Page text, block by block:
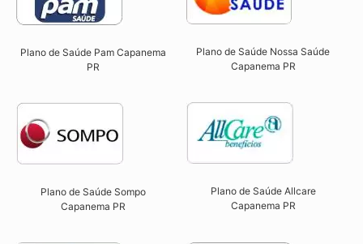
Plano de Saúde Pam Capanema
PR​
Plano de Saúde Nossa Saúde
Capanema PR​
Plano de Saúde Sompo
Capanema PR​
Plano de Saúde Allcare
Capanema PR​